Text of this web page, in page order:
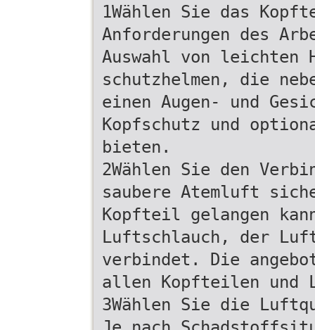
1Wählen Sie das
Anforderungen des
Auswahl von
schutzhelmen, die
einen Augen- und
Kopfschutz und
bieten.
2Wählen Sie den
saubere Atemluft
Kopfteil gelangen
Luftschlauch, der
verbindet. Die
allen Kopfteilen und
3Wählen Sie die